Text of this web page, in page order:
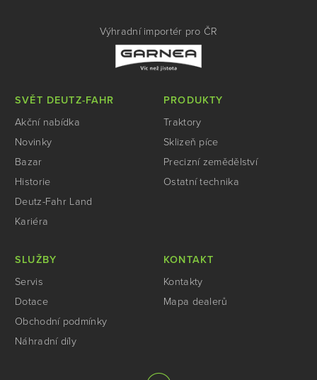
Výhradní importér pro ČR
SVĚT DEUTZ-FAHR
Akční nabídka
Novinky
Bazar
Historie
Deutz-Fahr Land
Kariéra
PRODUKTY
Traktory
Sklizeň píce
Precizní zemědělství
Ostatní technika
SLUŽBY
Servis
Dotace
Obchodní podmínky
Náhradní díly
KONTAKT
Kontakty
Mapa dealerů